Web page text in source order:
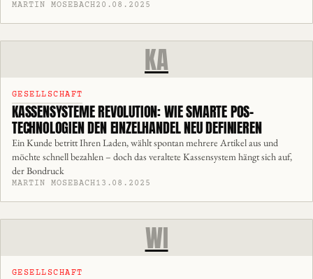
MARTIN MOSEBACH20.08.2025
KA
GESELLSCHAFT
KASSENSYSTEME REVOLUTION: WIE SMARTE POS-
TECHNOLOGIEN DEN EINZELHANDEL NEU DEFINIEREN
Ein Kunde betritt Ihren Laden, wählt spontan mehrere Artikel aus und
möchte schnell bezahlen – doch das veraltete Kassensystem hängt sich auf,
der Bondruck
MARTIN MOSEBACH13.08.2025
WI
GESELLSCHAFT